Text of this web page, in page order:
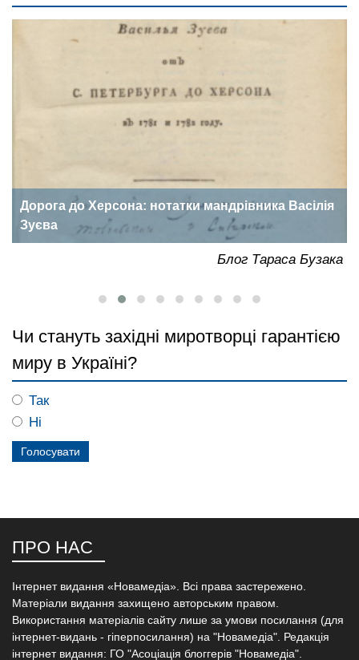
Дорога до Херсона: нотатки мандрівника Васілія
Зуєва
Блог Тараса Бузака
Чи стануть західні миротворці гарантією
миру в Україні?
Так
Ні
ПРО НАС
Інтернет видання «Новамедіа». Всі права застережено.
Матеріали видання захищено авторським правом.
Використання матеріалів сайту лише за умови посилання (для
інтернет-видань - гіперпосилання) на "Новамедіа". Редакція
інтернет видання: ГО "Асоціація блоггерів "Новамедіа".